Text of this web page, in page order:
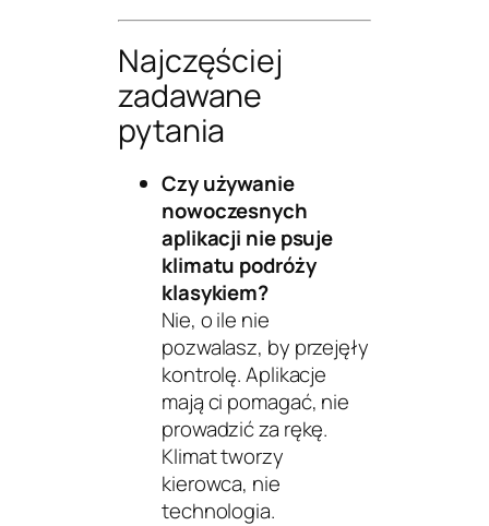
Najczęściej
zadawane
pytania
Czy używanie
nowoczesnych
aplikacji nie psuje
klimatu podróży
klasykiem?
Nie, o ile nie
pozwalasz, by przejęły
kontrolę. Aplikacje
mają ci pomagać, nie
prowadzić za rękę.
Klimat tworzy
kierowca, nie
technologia.